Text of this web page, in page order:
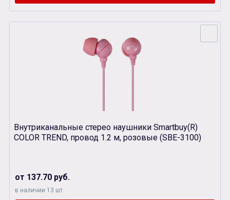
Внутриканальные стерео наушники Smartbuy(R)
COLOR TREND, провод 1.2 м, розовые (SBЕ-3100)
от 137.70 руб.
в наличии 13 шт.